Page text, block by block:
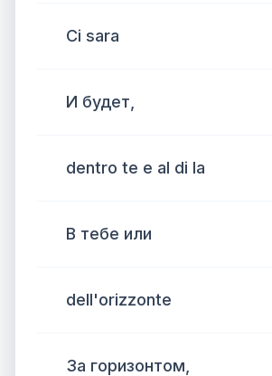
Ci sara
И будет,
dentro te e al di la
В тебе или
dell'orizzonte
За горизонтом,